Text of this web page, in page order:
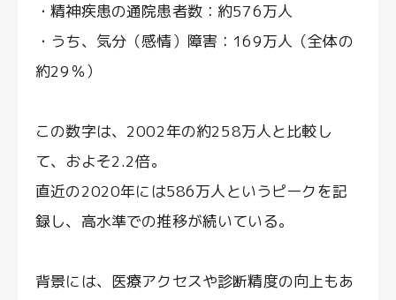
・精神疾患の通院患者数：約576万人
・うち、気分（感情）障害：169万人（全体の
約29％）
この数字は、2002年の約258万人と比較し
て、およそ2.2倍。
直近の2020年には586万人というピークを記
録し、高水準での推移が続いている。
背景には、医療アクセスや診断精度の向上もあ